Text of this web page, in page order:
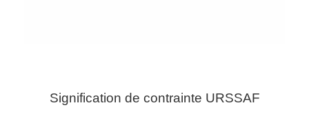
Signification de contrainte URSSAF